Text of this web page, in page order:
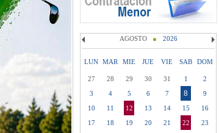
AGOSTO 2026
LUN MAR MIE JUE VIE SAB DOM
27 28 29 30 31 1
2
3
4 5 6 7 8
9
10
11 12 13 14 15
16
17
18 19 20 21 22
23